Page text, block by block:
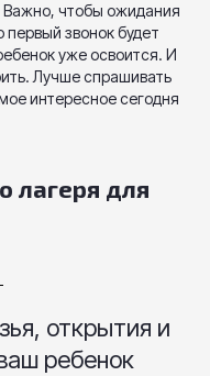
Важно, чтобы ожидания
первый звонок будет
уже освоится. И
Лучше спрашивать
интересное сегодня
лагеря для
открытия и
ребенок